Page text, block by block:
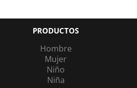
PRODUCTOS
Hombre
Mujer
Niño
Niña